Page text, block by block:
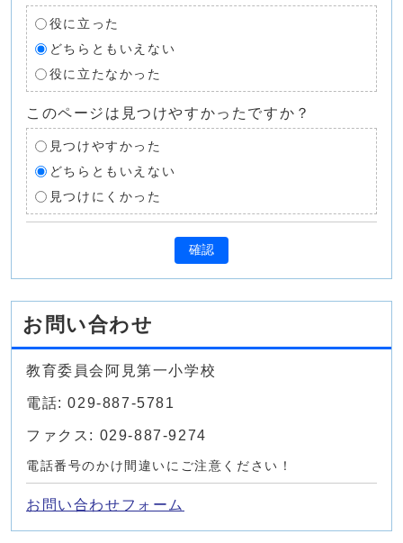
役に立った
どちらともいえない
役に立たなかった
このページは見つけやすかったですか？
見つけやすかった
どちらともいえない
見つけにくかった
確認
お問い合わせ
教育委員会阿見第一小学校
電話: 029-887-5781
ファクス: 029-887-9274
電話番号のかけ間違いにご注意ください！
お問い合わせフォーム